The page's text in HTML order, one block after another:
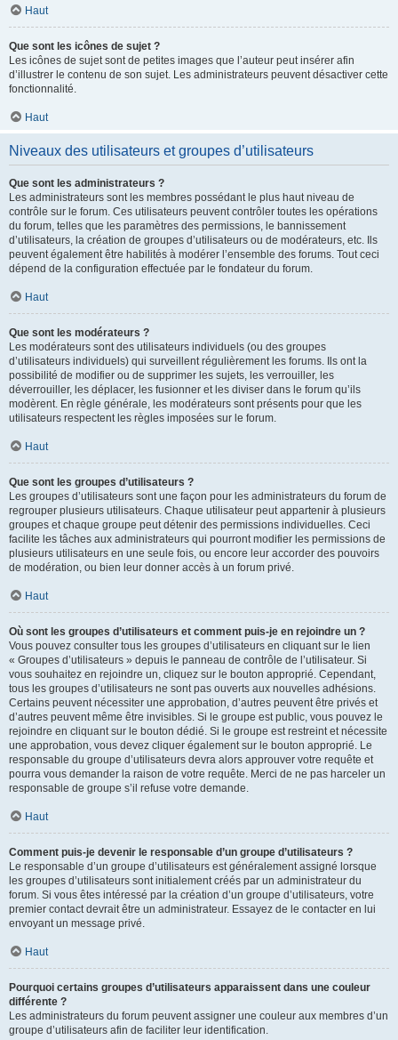
Haut
Que sont les icônes de sujet ?
Les icônes de sujet sont de petites images que l’auteur peut insérer afin
d’illustrer le contenu de son sujet. Les administrateurs peuvent désactiver cette
fonctionnalité.
Haut
Niveaux des utilisateurs et groupes d’utilisateurs
Que sont les administrateurs ?
Les administrateurs sont les membres possédant le plus haut niveau de
contrôle sur le forum. Ces utilisateurs peuvent contrôler toutes les opérations
du forum, telles que les paramètres des permissions, le bannissement
d’utilisateurs, la création de groupes d’utilisateurs ou de modérateurs, etc. Ils
peuvent également être habilités à modérer l’ensemble des forums. Tout ceci
dépend de la configuration effectuée par le fondateur du forum.
Haut
Que sont les modérateurs ?
Les modérateurs sont des utilisateurs individuels (ou des groupes
d’utilisateurs individuels) qui surveillent régulièrement les forums. Ils ont la
possibilité de modifier ou de supprimer les sujets, les verrouiller, les
déverrouiller, les déplacer, les fusionner et les diviser dans le forum qu’ils
modèrent. En règle générale, les modérateurs sont présents pour que les
utilisateurs respectent les règles imposées sur le forum.
Haut
Que sont les groupes d’utilisateurs ?
Les groupes d’utilisateurs sont une façon pour les administrateurs du forum de
regrouper plusieurs utilisateurs. Chaque utilisateur peut appartenir à plusieurs
groupes et chaque groupe peut détenir des permissions individuelles. Ceci
facilite les tâches aux administrateurs qui pourront modifier les permissions de
plusieurs utilisateurs en une seule fois, ou encore leur accorder des pouvoirs
de modération, ou bien leur donner accès à un forum privé.
Haut
Où sont les groupes d’utilisateurs et comment puis-je en rejoindre un ?
Vous pouvez consulter tous les groupes d’utilisateurs en cliquant sur le lien
« Groupes d’utilisateurs » depuis le panneau de contrôle de l’utilisateur. Si
vous souhaitez en rejoindre un, cliquez sur le bouton approprié. Cependant,
tous les groupes d’utilisateurs ne sont pas ouverts aux nouvelles adhésions.
Certains peuvent nécessiter une approbation, d’autres peuvent être privés et
d’autres peuvent même être invisibles. Si le groupe est public, vous pouvez le
rejoindre en cliquant sur le bouton dédié. Si le groupe est restreint et nécessite
une approbation, vous devez cliquer également sur le bouton approprié. Le
responsable du groupe d’utilisateurs devra alors approuver votre requête et
pourra vous demander la raison de votre requête. Merci de ne pas harceler un
responsable de groupe s’il refuse votre demande.
Haut
Comment puis-je devenir le responsable d’un groupe d’utilisateurs ?
Le responsable d’un groupe d’utilisateurs est généralement assigné lorsque
les groupes d’utilisateurs sont initialement créés par un administrateur du
forum. Si vous êtes intéressé par la création d’un groupe d’utilisateurs, votre
premier contact devrait être un administrateur. Essayez de le contacter en lui
envoyant un message privé.
Haut
Pourquoi certains groupes d’utilisateurs apparaissent dans une couleur
différente ?
Les administrateurs du forum peuvent assigner une couleur aux membres d’un
groupe d’utilisateurs afin de faciliter leur identification.